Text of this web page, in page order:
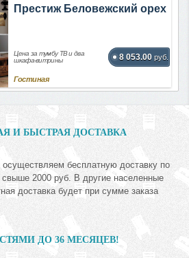
Престиж Беловежский орех
Цена за тумбу ТВ и два
шкафа-витрины
8 053.00 руб.
Гостиная
И БЫСТРАЯ ДОСТАВКА
осуществляем бесплатную доставку по
2000 руб. В другие населенные
доставка будет при сумме заказа
ДО 36 МЕСЯЦЕВ!